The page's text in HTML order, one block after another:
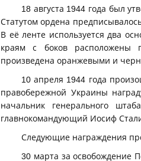
18 августа 1944 года был
Статутом ордена
В её ленте используется два
краям с боков расположены
произведена оранжевыми и
10 апреля 1944 года
правобережной Украины
начальник генерального
главнокомандующий Иосиф
Следующие награждения
30 марта за освобождение